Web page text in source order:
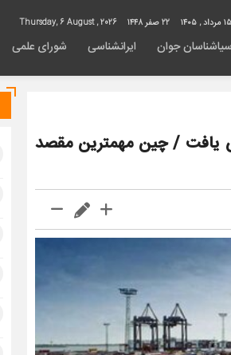
22 صفر 1448
جوان ایرانشناسی شورای علمی
نخست: صادرات ۶۵ درصد افزایش یافت / چین مهمترین مقصد